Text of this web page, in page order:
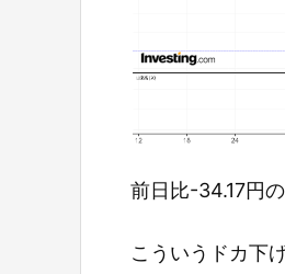
前日比-34.17円
こういうドカ下